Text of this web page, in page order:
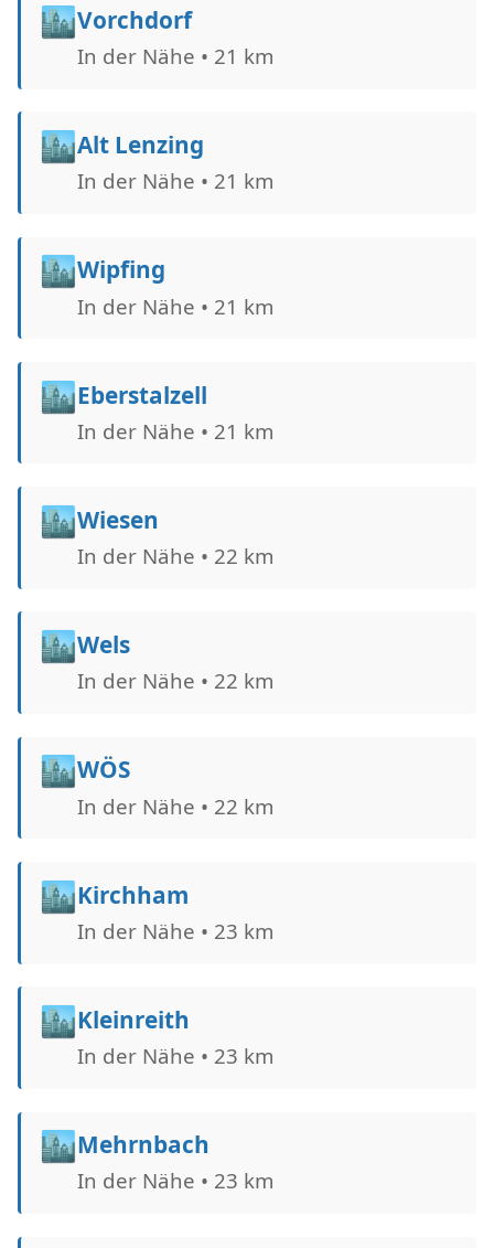
🏙️Vorchdorf
In der Nähe • 21 km
🏙️Alt Lenzing
In der Nähe • 21 km
🏙️Wipfing
In der Nähe • 21 km
🏙️Eberstalzell
In der Nähe • 21 km
🏙️Wiesen
In der Nähe • 22 km
🏙️Wels
In der Nähe • 22 km
🏙️WÖS
In der Nähe • 22 km
🏙️Kirchham
In der Nähe • 23 km
🏙️Kleinreith
In der Nähe • 23 km
🏙️Mehrnbach
In der Nähe • 23 km